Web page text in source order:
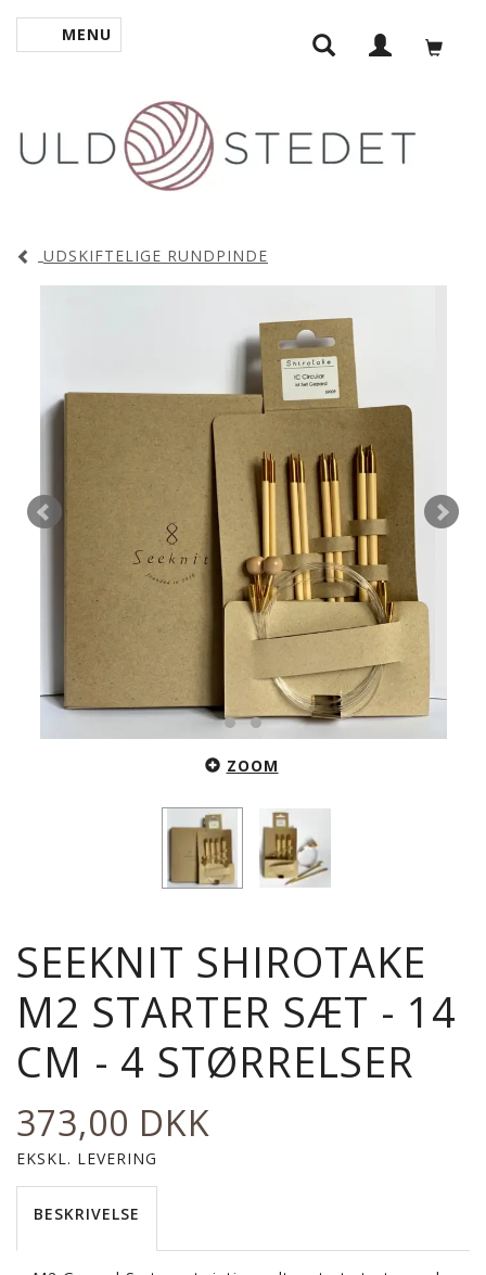
SKIFTE NAVIGATION
MENU
UDSKIFTELIGE RUNDPINDE
ZOOM
SEEKNIT SHIROTAKE
M2 STARTER SÆT - 14
CM - 4 STØRRELSER
373,00 DKK
EKSKL. LEVERING
BESKRIVELSE